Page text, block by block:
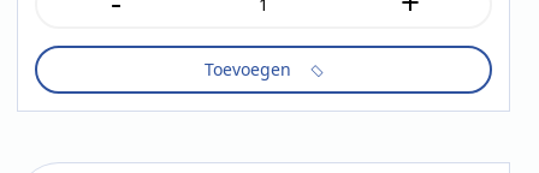
vanille
gr
aantal
Toevoegen